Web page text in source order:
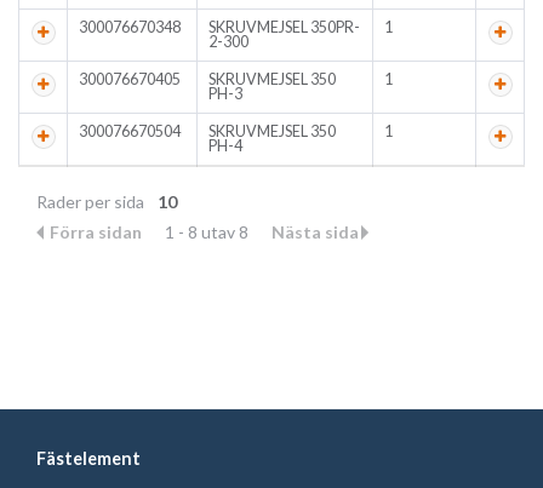
Fästelement
300076670348
SKRUVMEJSEL 350PR-
2-300
1
300076670405
SKRUVMEJSEL 350
PH-3
1
300076670504
SKRUVMEJSEL 350
PH-4
1
Rader per sida
10
Förra sidan
1 - 8 utav 8 Nästa sida